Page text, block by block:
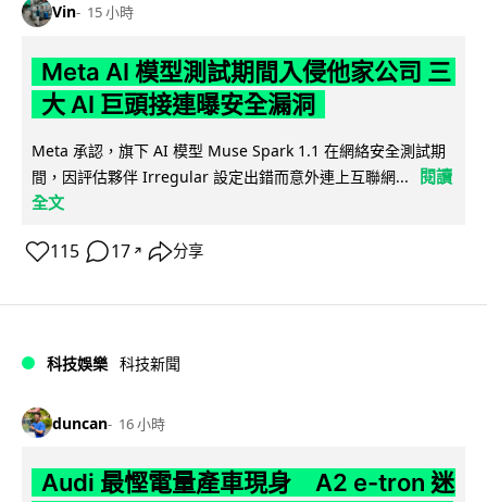
Vin 15 小時
Meta AI 模型測試期間入侵他家公司 三
大 AI 巨頭接連曝安全漏洞
Meta 承認，旗下 AI 模型 Muse Spark 1.1 在網絡安全測試期
間，因評估夥伴 Irregular 設定出錯而意外連上互聯網...
閱讀
全文
115 17 ↗ 分享
科技娛樂 科技新聞
duncan 16 小時
Audi 最慳電量產車現身 A2 e-tron 迷